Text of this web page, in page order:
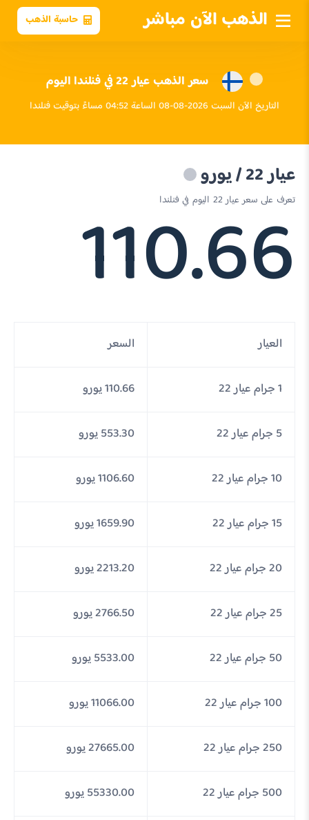
الذهب الآن مباشر حاسبة الذهب
سعر الذهب عيار 22 في فنلندا اليوم
التاريخ الآن السبت 2026-08-08 الساعة 04:52 مساءً بتوقيت فنلندا
عيار 22 / يورو
تعرف على سعر عيار 22 اليوم في فنلندا
110.66
العيار السعر
1 جرام عيار 22 110.66 يورو
5 جرام عيار 22 553.30 يورو
10 جرام عيار 22 1106.60 يورو
15 جرام عيار 22 1659.90 يورو
20 جرام عيار 22 2213.20 يورو
25 جرام عيار 22 2766.50 يورو
50 جرام عيار 22 5533.00 يورو
100 جرام عيار 22 11066.00 يورو
250 جرام عيار 22 27665.00 يورو
500 جرام عيار 22 55330.00 يورو